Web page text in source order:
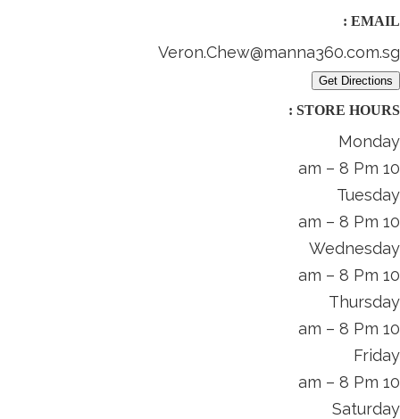
EMAIL :
Veron.Chew@manna360.com.sg
Get Directions
STORE HOURS :
Monday
10 am – 8 Pm
Tuesday
10 am – 8 Pm
Wednesday
10 am – 8 Pm
Thursday
10 am – 8 Pm
Friday
10 am – 8 Pm
Saturday